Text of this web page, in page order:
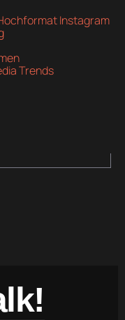
Instagram
Trends